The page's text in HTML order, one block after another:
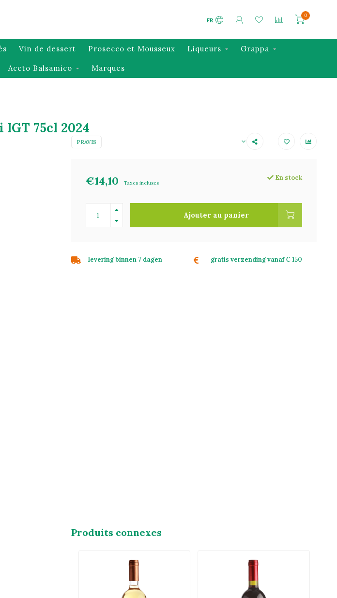
FR
0
Vin de dessert Prosecco et Mousseux Liqueurs Grappa
Aceto Balsamico Marques
75cl 2024
PRAVIS
€14,10 Taxes incluses
En stock
Ajouter au panier
levering binnen 7 dagen gratis verzending vanaf € 150
Produits connexes